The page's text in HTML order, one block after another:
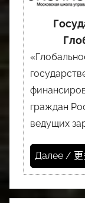
граждан
ведущих
Далее / 更